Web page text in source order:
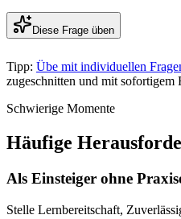
Diese Frage üben
Tipp: Übe mit individuellen
zugeschnitten und mit sofortigem
Schwierige Momente
Häufige
Als Einsteiger ohne
Stelle Lernbereitschaft,